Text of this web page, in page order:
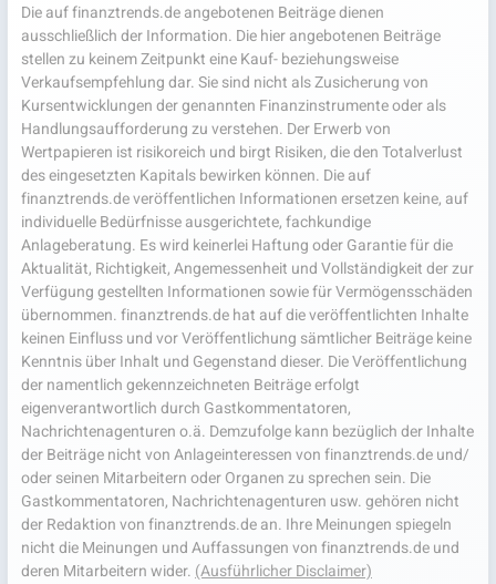
Die auf finanztrends.de angebotenen Beiträge dienen
ausschließlich der Information. Die hier angebotenen Beiträge
stellen zu keinem Zeitpunkt eine Kauf- beziehungsweise
Verkaufsempfehlung dar. Sie sind nicht als Zusicherung von
Kursentwicklungen der genannten Finanzinstrumente oder als
Handlungsaufforderung zu verstehen. Der Erwerb von
Wertpapieren ist risikoreich und birgt Risiken, die den Totalverlust
des eingesetzten Kapitals bewirken können. Die auf
finanztrends.de veröffentlichen Informationen ersetzen keine, auf
individuelle Bedürfnisse ausgerichtete, fachkundige
Anlageberatung. Es wird keinerlei Haftung oder Garantie für die
Aktualität, Richtigkeit, Angemessenheit und Vollständigkeit der zur
Verfügung gestellten Informationen sowie für Vermögensschäden
übernommen. finanztrends.de hat auf die veröffentlichten Inhalte
keinen Einfluss und vor Veröffentlichung sämtlicher Beiträge keine
Kenntnis über Inhalt und Gegenstand dieser. Die Veröffentlichung
der namentlich gekennzeichneten Beiträge erfolgt
eigenverantwortlich durch Gastkommentatoren,
Nachrichtenagenturen o.ä. Demzufolge kann bezüglich der Inhalte
der Beiträge nicht von Anlageinteressen von finanztrends.de und/
oder seinen Mitarbeitern oder Organen zu sprechen sein. Die
Gastkommentatoren, Nachrichtenagenturen usw. gehören nicht
der Redaktion von finanztrends.de an. Ihre Meinungen spiegeln
nicht die Meinungen und Auffassungen von finanztrends.de und
deren Mitarbeitern wider. (Ausführlicher Disclaimer)